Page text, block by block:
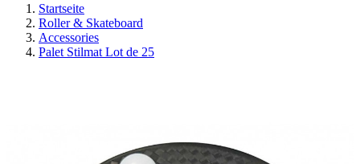
Startseite
Roller & Skateboard
Accessories
Palet Stilmat Lot de 25